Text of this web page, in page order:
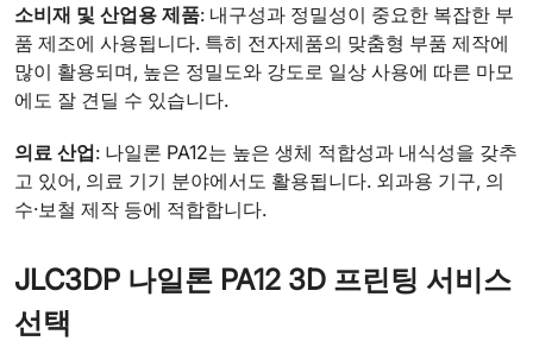
소비재 및 산업용 제품: 내구성과 정밀성이 중요한 복잡한 부
품 제조에 사용됩니다. 특히 전자제품의 맞춤형 부품 제작에
많이 활용되며, 높은 정밀도와 강도로 일상 사용에 따른 마모
에도 잘 견딜 수 있습니다.
의료 산업: 나일론 PA12는 높은 생체 적합성과 내식성을 갖추
고 있어, 의료 기기 분야에서도 활용됩니다. 외과용 기구, 의
수·보철 제작 등에 적합합니다.
JLC3DP 나일론 PA12 3D 프린팅 서비스
선택